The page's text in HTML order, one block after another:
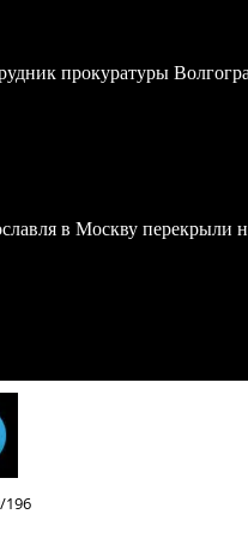
прокуратуры
в Москву перекрыли
196